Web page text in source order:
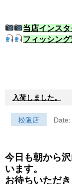
当店インス
フィッシン
入荷しました。
松阪店
今日も朝から
います。
お待ちいただ